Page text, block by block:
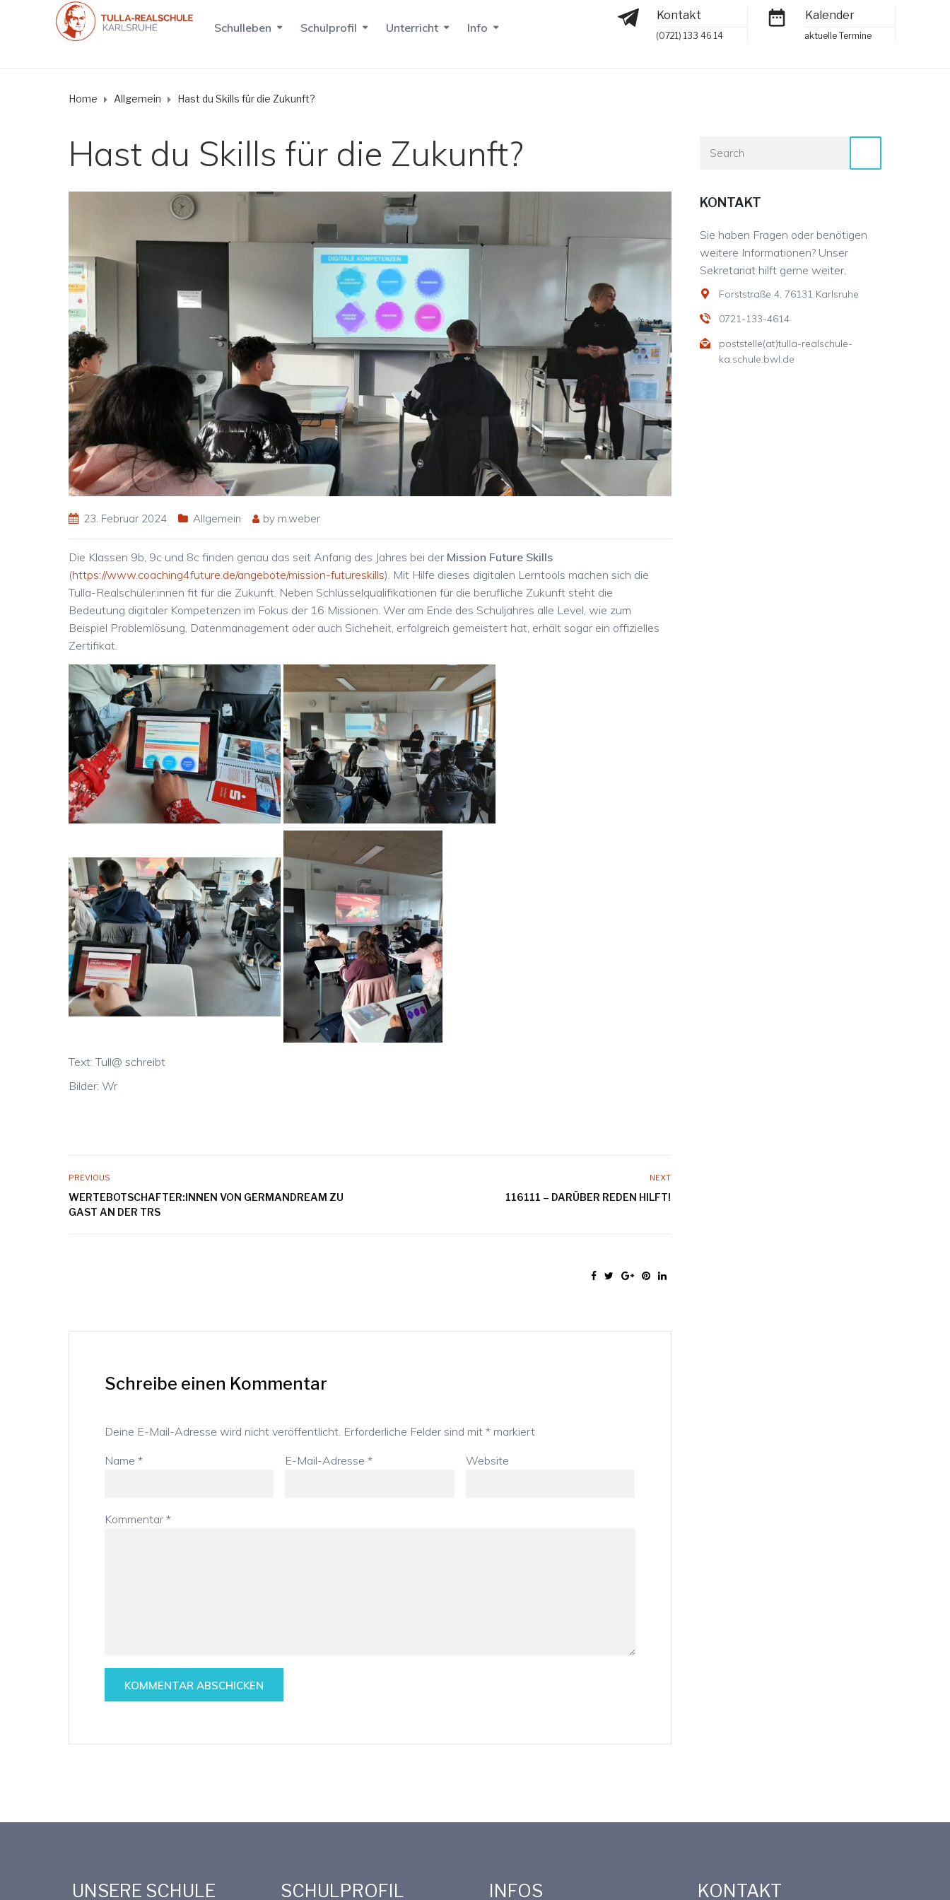
Schulleben Schulprofil Unterricht Info
Kontakt
(0721) 133 46 14
Kalender
aktuelle Termine
Home Allgemein Hast du Skills für die Zukunft?
Hast du Skills für die Zukunft?
23. Februar 2024 Allgemein by m.weber
Die Klassen 9b, 9c und 8c finden genau das seit Anfang des Jahres bei der Mission Future Skills
(https://www.coaching4future.de/angebote/mission-futureskills). Mit Hilfe dieses digitalen Lerntools machen sich die
Tulla-Realschüler:innen fit für die Zukunft. Neben Schlüsselqualifikationen für die berufliche Zukunft steht die
Bedeutung digitaler Kompetenzen im Fokus der 16 Missionen. Wer am Ende des Schuljahres alle Level, wie zum
Beispiel Problemlösung, Datenmanagement oder auch Sicheheit, erfolgreich gemeistert hat, erhält sogar ein offizielles
Zertifikat.
Text: Tull@ schreibt
Bilder: Wr
PREVIOUS
WERTEBOTSCHAFTER:INNEN VON GERMANDREAM ZU
GAST AN DER TRS
NEXT
116111 – DARÜBER REDEN HILFT!
Schreibe einen Kommentar
Deine E-Mail-Adresse wird nicht veröffentlicht. Erforderliche Felder sind mit * markiert
Name * E-Mail-Adresse* Website
Kommentar *
KONTAKT
Sie haben Fragen oder benötigen
weitere Informationen? Unser
Sekretariat hilft gerne weiter.
Forststraße 4, 76131 Karlsruhe
0721-133-4614
poststelle(at)tulla-realschule-
ka.schule.bwl.de
UNSERE SCHULE SCHULPROFIL INFOS KONTAKT